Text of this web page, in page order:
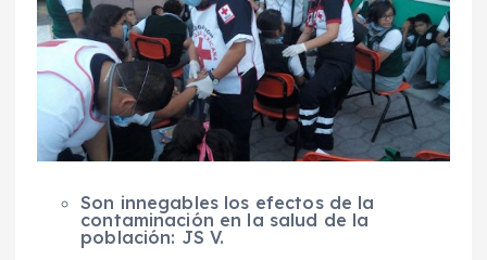
Son innegables los efectos de la
contaminación en la salud de la
población: JS V.